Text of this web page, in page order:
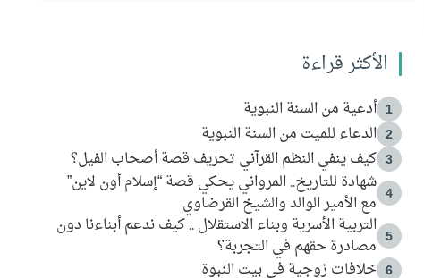
الأكثر قراءة
1 أدعية من السنة النبوية
2 الدعاء للميت من السنة النبوية
3 كيف ينفي النظم القرآني تحريف قصة أصحاب الفيل؟
4
شهادة للتاريخ.. المرواني يحكي قصة “إسلام أون لاين”
مع الأمير الوالد والشيخ القرضاوي
5
التربية الأسرية وبناء الاستقلال .. كيف ندعم أبناءنا دون
مصادرة حقهم في التجربة؟
6 خلافات زوجية في بيت النبوة